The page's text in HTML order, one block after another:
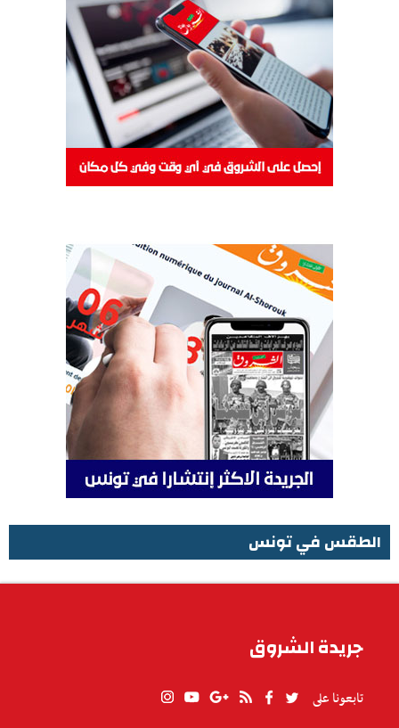
الطقس في تونس
جريدة الشروق
تابعونا على